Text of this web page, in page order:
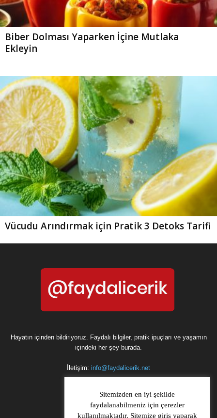
Biber Dolması Yaparken İçine Mutlaka
Ekleyin
Vücudu Arındırmak için Pratik 3 Detoks Tarifi
Hayatın içinden bildiriyoruz. Faydalı bilgiler, pratik ipuçları ve yaşamın
içindeki her şey burada.
İletişim: info@faydalicerik.net
Sitemizden en iyi şekilde
faydalanabilmeniz için çerezler
kullanılmaktadır. Sitemize giriş yaparak